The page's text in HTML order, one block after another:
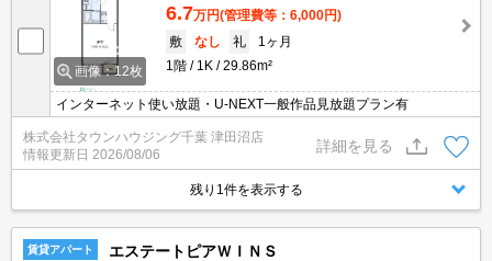
画像：12枚
6.7万円(管理費等：6,000円)
敷
なし 礼
1ヶ月
1階
1K 29.86m²
インターネット使い放題・U-NEXT一般作品見放題プラン有
株式会社タウンハウジング千葉 津田沼店
情報更新日 2026/08/06
詳細を見る
残り1件を表示する
賃貸アパート エステートピアＷＩＮＳ